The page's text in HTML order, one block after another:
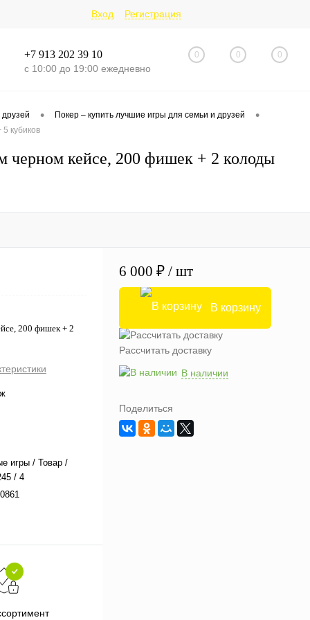
Вход Регистрация
+7 913 202 39 10
с 10:00 до 19:00 ежедневно
0 0 0
• Покер – купить лучшие игры для семьи и друзей •
кубиков
черном кейсе, 200 фишек + 2 колоды
200 фишек + 2
игры / Товар /
/ 4
6 000 ₽ / шт
В корзину
Рассчитать доставку
В наличии
Поделиться